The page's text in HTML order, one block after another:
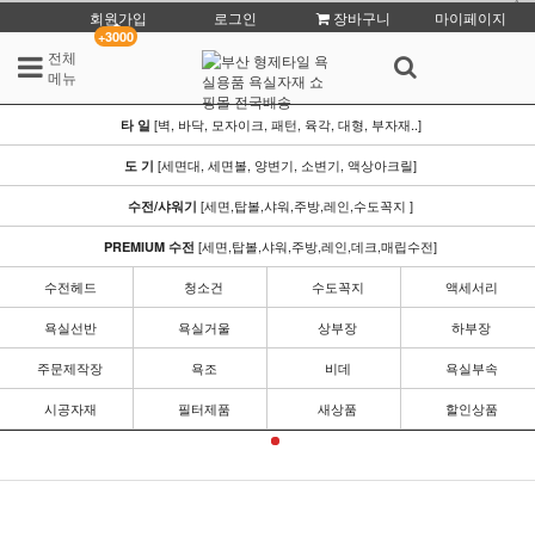
회원가입
+3000
로그인 장바구니
마이페이지
전체
메뉴
타 일 [벽, 바닥, 모자이크, 패턴, 육각, 대형, 부자재..]
도 기 [세면대, 세면볼, 양변기, 소변기, 액상아크릴]
수전/샤워기 [세면,탑볼,샤워,주방,레인,수도꼭지 ]
PREMIUM 수전 [세면,탑볼,샤워,주방,레인,데크,매립수전]
수전헤드 청소건 수도꼭지 액세서리
욕실선반 욕실거울 상부장 하부장
주문제작장 욕조 비데 욕실부속
시공자재 필터제품 새상품 할인상품